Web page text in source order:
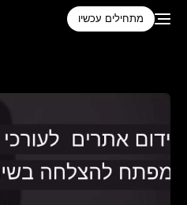
מתחילים עכשיו